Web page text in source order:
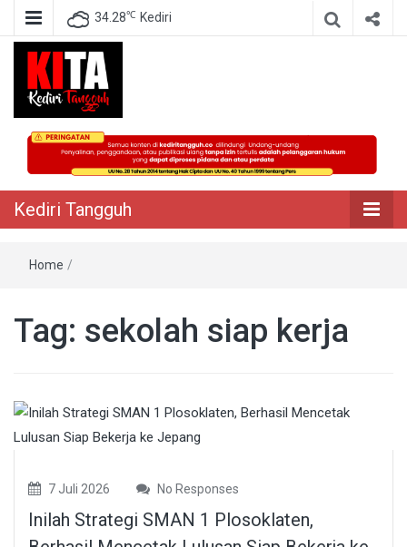
34.28℃ Kediri
Kediri Tangguh
Berita Akurat Terpercaya
Kediri Tangguh
Home /
Tag: sekolah siap kerja
7 Juli 2026 No Responses
Inilah Strategi SMAN 1 Plosoklaten,